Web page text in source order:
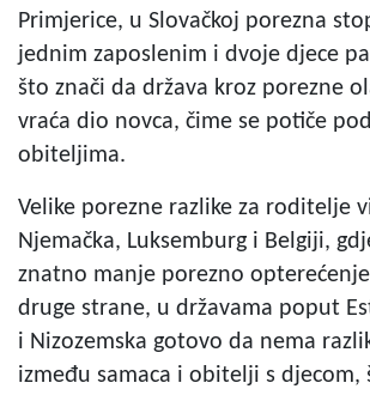
Primjerice, u Slovačkoj porezna
jednim zaposlenim i dvoje djece
što znači da država kroz porezne
vraća dio novca, čime se potiče
obiteljima.
Velike porezne razlike za roditelje
Njemačka, Luksemburg i Belgiji,
znatno manje porezno opterećenje
druge strane, u državama poput
i Nizozemska gotovo da nema
između samaca i obitelji s djecom,